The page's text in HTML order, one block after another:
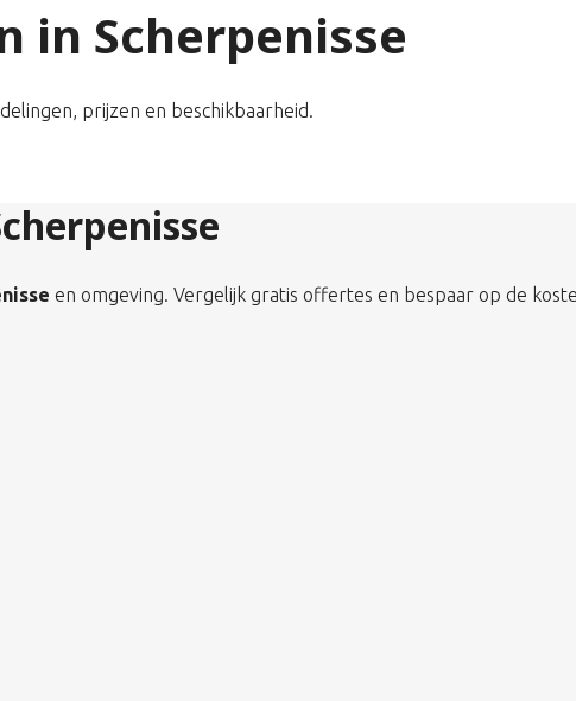
in Scherpenisse
prijzen en beschikbaarheid.
en omgeving. Vergelijk gratis offertes en bespaar op de